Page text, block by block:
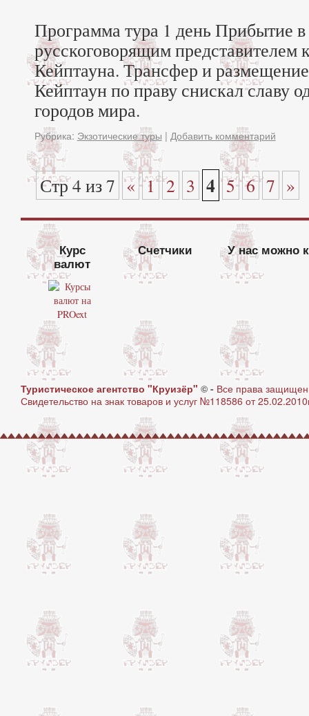
Программа тура 1 день Прибытие
русскоговорящим представителем
Кейптауна. Трансфер и
Кейптаун по праву снискал славу
городов мира.
Рубрика: Экзотические туры | Добавить комментарий
Стр 4 из 7 « 1 2 3 4 5 6 7 »
Курс
валют
Счетчики У нас можно
Туристическое агентство "Круизёр" © - Все права
Свидетельство на знак товаров и услуг №118586 от